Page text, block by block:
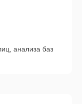
анализа баз